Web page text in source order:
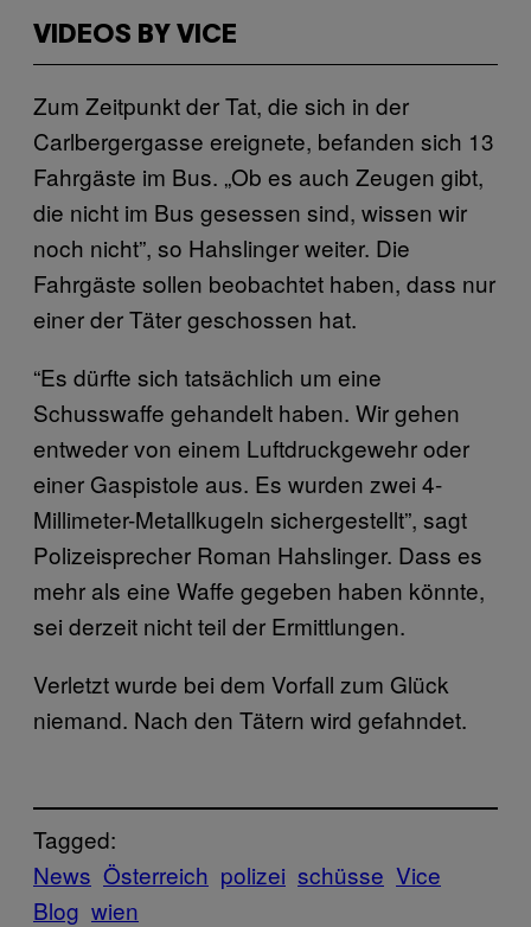
VIDEOS BY VICE
Zum Zeitpunkt der Tat, die sich in der
Carlbergergasse ereignete, befanden sich 13
Fahrgäste im Bus. „Ob es auch Zeugen gibt,
die nicht im Bus gesessen sind, wissen wir
noch nicht”, so Hahslinger weiter. Die
Fahrgäste sollen beobachtet haben, dass nur
einer der Täter geschossen hat.
“Es dürfte sich tatsächlich um eine
Schusswaffe gehandelt haben. Wir gehen
entweder von einem Luftdruckgewehr oder
einer Gaspistole aus. Es wurden zwei 4-
Millimeter-Metallkugeln sichergestellt”, sagt
Polizeisprecher Roman Hahslinger. Dass es
mehr als eine Waffe gegeben haben könnte,
sei derzeit nicht teil der Ermittlungen.
Verletzt wurde bei dem Vorfall zum Glück
niemand. Nach den Tätern wird gefahndet.
Tagged:
News Österreich polizei schüsse Vice
Blog wien